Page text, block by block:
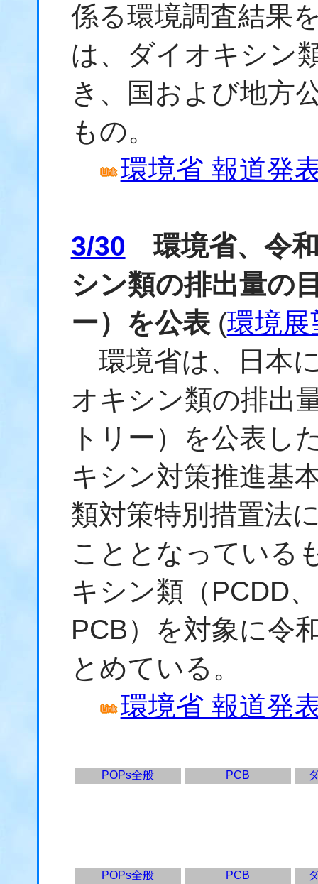
係る環境調査結果
は、ダイオキシン
き、国および地方
もの。
環境省 報道発
3/30 環境省、令
シン類の排出量の
ー）を公表(環境展
環境省は、日本
オキシン類の排出
トリー）を公表し
キシン対策推進基
類対策特別措置法
こととなっている
キシン類（PCDD
PCB）を対象に令
とめている。
環境省 報道発
POPs全般 PCB
POPs全般 PCB